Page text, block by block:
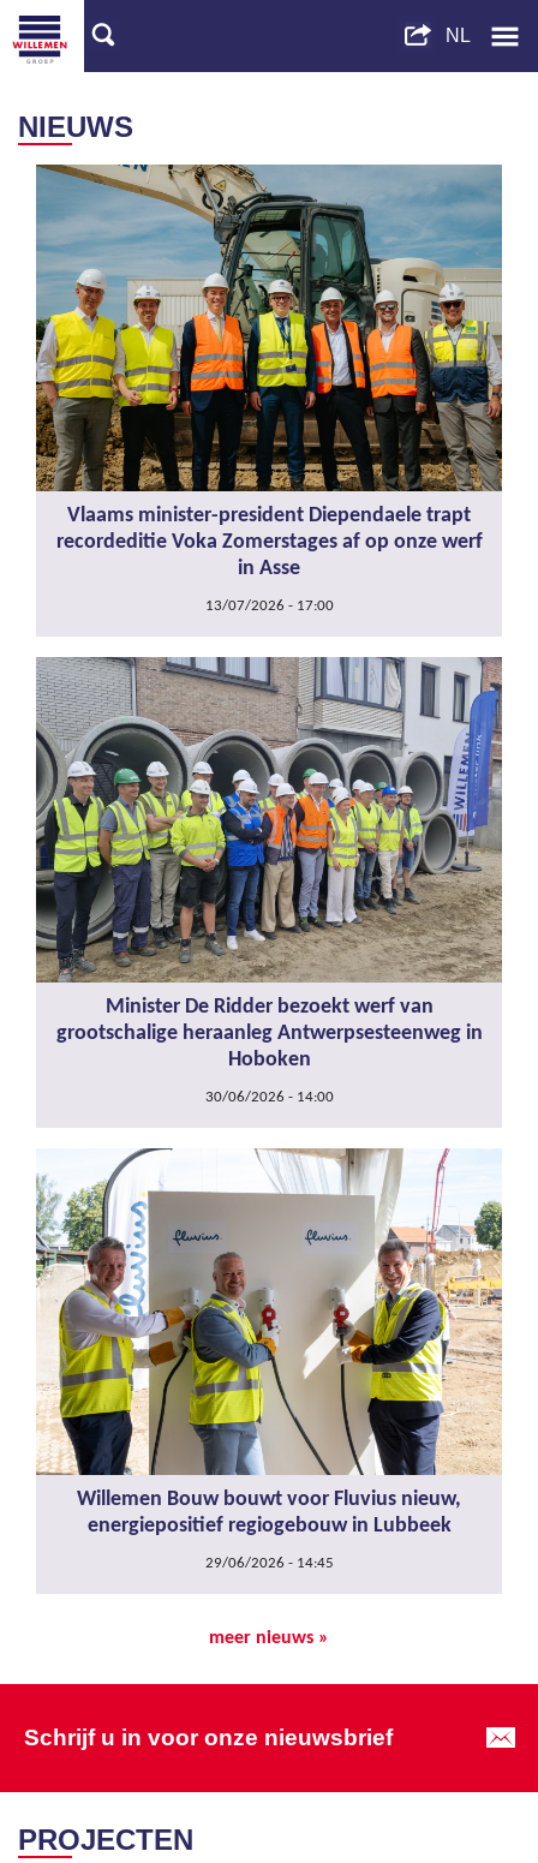
NIEUWS
Vlaams minister-president Diependaele trapt
recordeditie Voka Zomerstages af op onze werf
in Asse
13/07/2026 - 17:00
Minister De Ridder bezoekt werf van
grootschalige heraanleg Antwerpsesteenweg in
Hoboken
30/06/2026 - 14:00
Willemen Bouw bouwt voor Fluvius nieuw,
energiepositief regiogebouw in Lubbeek
29/06/2026 - 14:45
meer nieuws »
Schrijf u in voor onze nieuwsbrief
PROJECTEN